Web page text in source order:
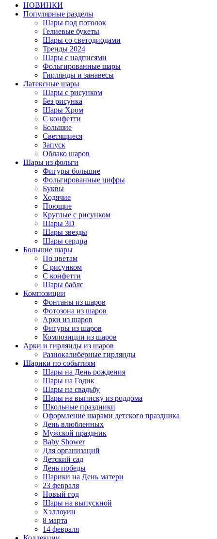
НОВИНКИ
Популярные разделы
Шары под потолок
Гелиевые букеты
Шары со светодиодами
Тренды 2024
Шары с надписями
Фольгированные шары
Гирлянды и занавесы
Латексные шары
Шары с рисунком
Без рисунка
Шары Хром
C конфетти
Большие
Светящиеся
Запуск
Облако шаров
Шары из фольги
Фигуры большие
Фольгированные цифры
Буквы
Ходячие
Поющие
Круглые с рисунком
Шары 3D
Шары звезды
Шары сердца
Большие шары
По цветам
С рисунком
С конфетти
Шары баблс
Композиции
Фонтаны из шаров
Фотозона из шаров
Арки из шаров
Фигуры из шаров
Композиции из шаров
Арки и гирлянды из шаров
Разнокалиберные гирлянды
Шарики по событиям
Шары на День рождения
Шары на Годик
Шары на свадьбу
Шары на выписку из роддома
Школьные праздники
Оформление шарами детского праздника
День влюбленных
Мужской праздник
Baby Shower
Для организаций
Детский сад
День победы
Шарики на День матери
23 февраля
Новый год
Шары на выпускной
Хэллоуин
8 марта
14 февраля